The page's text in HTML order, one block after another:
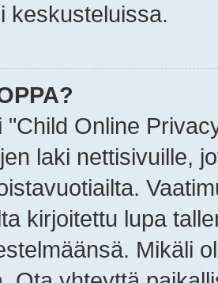
keskusteluissa.
"Child Online
laki nettisivuille,
kirjoitettu lupa
Mikäli